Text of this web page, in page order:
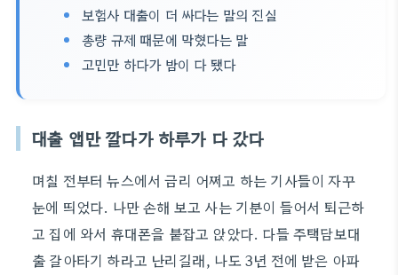
보험사 대출이 더 싸다는 말의 진실
총량 규제 때문에 막혔다는 말
고민만 하다가 밤이 다 됐다
대출 앱만 깔다가 하루가 다 갔다
며칠 전부터 뉴스에서 금리 어쩌고 하는 기사들이 자꾸
눈에 띄었다. 나만 손해 보고 사는 기분이 들어서 퇴근하
고 집에 와서 휴대폰을 붙잡고 앉았다. 다들 주택담보대
출 갈아타기 하라고 난리길래, 나도 3년 전에 받은 아파